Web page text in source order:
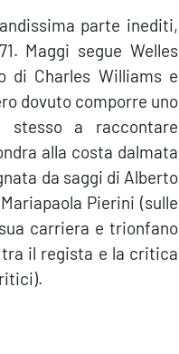
parte inediti,
Maggi segue Welles
di Charles Williams e
dovuto comporre uno
stesso a raccontare
alla costa dalmata
da saggi di Alberto
Pierini (sulle
carriera e trionfano
tra il regista e la critica